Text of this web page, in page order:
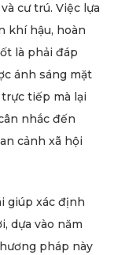
cư trú. Việc lựa
khí hậu, hoàn
là phải đáp
ánh sáng mặt
tiếp mà lại
nhắc đến
cảnh xã hội
giúp xác định
dựa vào năm
pháp này